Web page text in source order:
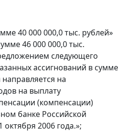
40 000 000,0 тыс. рублей»
46 000 000,0 тыс.
следующего
ассигнований в сумме
на
на выплату
(компенсации)
банке Российской
2006 года.»;